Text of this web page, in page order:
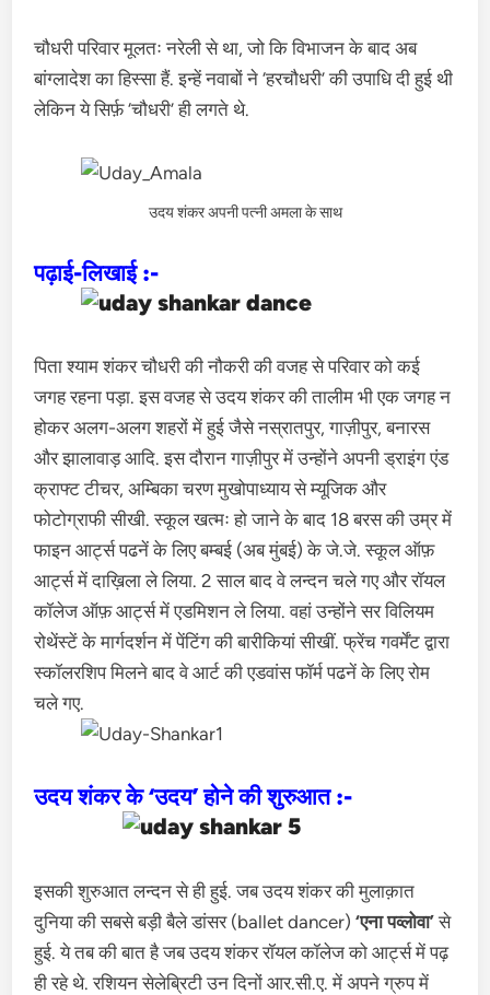
चौधरी परिवार मूलतः नरेली से था, जो कि विभाजन के बाद अब
बांग्लादेश का हिस्सा हैं. इन्हें नवाबों ने ‘हरचौधरी’ की उपाधि दी हुई थी
लेकिन ये सिर्फ़ ‘चौधरी’ ही लगते थे.
उदय शंकर अपनी पत्नी अमला के साथ
पढ़ाई-लिखाई :-
पिता श्याम शंकर चौधरी की नौकरी की वजह से परिवार को कई
जगह रहना पड़ा. इस वजह से उदय शंकर की तालीम भी एक जगह न
होकर अलग-अलग शहरों में हुई जैसे नस्रातपुर, गाज़ीपुर, बनारस
और झालावाड़ आदि. इस दौरान गाज़ीपुर में उन्होंने अपनी ड्राइंग एंड
क्राफ्ट टीचर, अम्बिका चरण मुखोपाध्याय से म्यूजिक और
फोटोग्राफी सीखी. स्कूल खत्मः हो जाने के बाद 18 बरस की उम्र में
फाइन आर्ट्स पढनें के लिए बम्बई (अब मुंबई) के जे.जे. स्कूल ऑफ़
आर्ट्स में दाख़िला ले लिया. 2 साल बाद वे लन्दन चले गए और रॉयल
कॉलेज ऑफ़ आर्ट्स में एडमिशन ले लिया. वहां उन्होंने सर विलियम
रोथेंस्टें के मार्गदर्शन में पेंटिंग की बारीकियां सीखीं. फ्रेंच गवर्मेंट द्वारा
स्कॉलरशिप मिलने बाद वे आर्ट की एडवांस फॉर्म पढनें के लिए रोम
चले गए.
उदय शंकर के ‘उदय’ होने की शुरुआत :-
इसकी शुरुआत लन्दन से ही हुई. जब उदय शंकर की मुलाक़ात
दुनिया की सबसे बड़ी बैले डांसर (ballet dancer)‘एना पव्लोवा’से
हुई. ये तब की बात है जब उदय शंकर रॉयल कॉलेज को आर्ट्स में पढ़
ही रहे थे. रशियन सेलेब्रिटी उन दिनों आर.सी.ए. में अपने ग्रुप में